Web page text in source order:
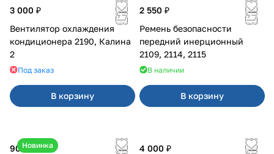
3 000 ₽
Вентилятор охлаждения
кондиционера 2190, Калина
2
Под заказ
В корзину
2 550 ₽
Ремень безопасности
передний инерционный
2109, 2114, 2115
В наличии
В корзину
Новинка
900 ₽
4 000 ₽